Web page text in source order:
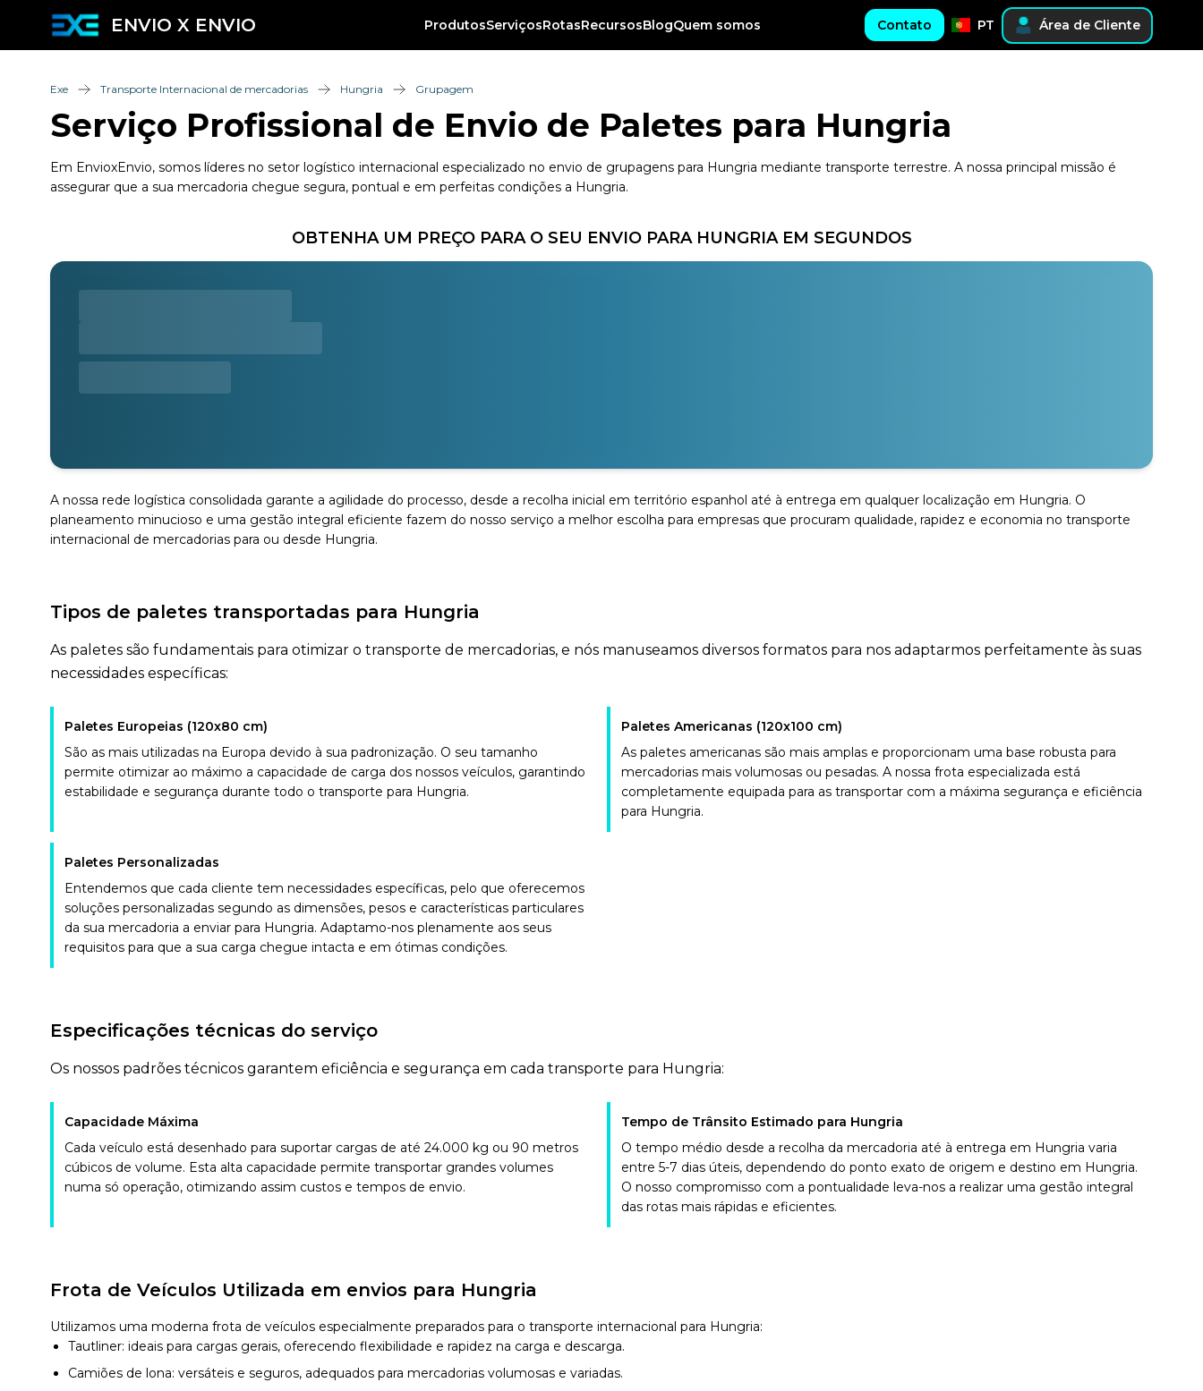
ENVIO X ENVIO ProdutosServiçosRotasRecursosBlogQuem somos Contato PT Área de Cliente
Exe Transporte Internacional de mercadorias Hungria Grupagem
Serviço Profissional de Envio de Paletes para Hungria
Em EnvioxEnvio, somos líderes no setor logístico internacional especializado no envio de grupagens para Hungria mediante transporte terrestre. A nossa principal missão é
assegurar que a sua mercadoria chegue segura, pontual e em perfeitas condições a Hungria.
OBTENHA UM PREÇO PARA O SEU ENVIO PARA HUNGRIA EM SEGUNDOS
A nossa rede logística consolidada garante a agilidade do processo, desde a recolha inicial em território espanhol até à entrega em qualquer localização em Hungria. O
planeamento minucioso e uma gestão integral eficiente fazem do nosso serviço a melhor escolha para empresas que procuram qualidade, rapidez e economia no transporte
internacional de mercadorias para ou desde Hungria.
Tipos de paletes transportadas para Hungria
As paletes são fundamentais para otimizar o transporte de mercadorias, e nós manuseamos diversos formatos para nos adaptarmos perfeitamente às suas
necessidades específicas:
Paletes Europeias (120x80 cm)
São as mais utilizadas na Europa devido à sua padronização. O seu tamanho
permite otimizar ao máximo a capacidade de carga dos nossos veículos, garantindo
estabilidade e segurança durante todo o transporte para Hungria.
Paletes Americanas (120x100 cm)
As paletes americanas são mais amplas e proporcionam uma base robusta para
mercadorias mais volumosas ou pesadas. A nossa frota especializada está
completamente equipada para as transportar com a máxima segurança e eficiência
para Hungria.
Paletes Personalizadas
Entendemos que cada cliente tem necessidades específicas, pelo que oferecemos
soluções personalizadas segundo as dimensões, pesos e características particulares
da sua mercadoria a enviar para Hungria. Adaptamo-nos plenamente aos seus
requisitos para que a sua carga chegue intacta e em ótimas condições.
Especificações técnicas do serviço
Os nossos padrões técnicos garantem eficiência e segurança em cada transporte para Hungria:
Capacidade Máxima
Cada veículo está desenhado para suportar cargas de até 24.000 kg ou 90 metros
cúbicos de volume. Esta alta capacidade permite transportar grandes volumes
numa só operação, otimizando assim custos e tempos de envio.
Tempo de Trânsito Estimado para Hungria
O tempo médio desde a recolha da mercadoria até à entrega em Hungria varia
entre 5-7 dias úteis, dependendo do ponto exato de origem e destino em Hungria.
O nosso compromisso com a pontualidade leva-nos a realizar uma gestão integral
das rotas mais rápidas e eficientes.
Frota de Veículos Utilizada em envios para Hungria
Utilizamos uma moderna frota de veículos especialmente preparados para o transporte internacional para Hungria:
Tautliner: ideais para cargas gerais, oferecendo flexibilidade e rapidez na carga e descarga.
Camiões de lona: versáteis e seguros, adequados para mercadorias volumosas e variadas.